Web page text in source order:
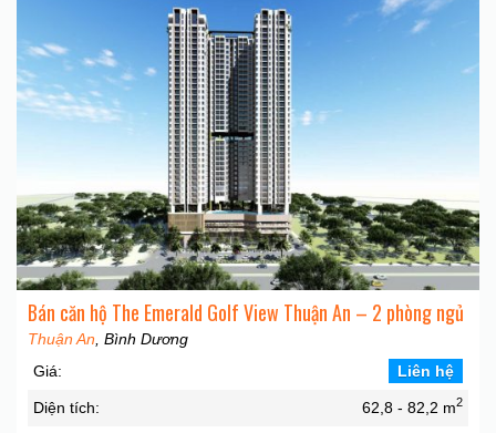
Bán căn hộ The Emerald Golf View Thuận An – 2 phòng ngủ
Thuận An , Bình Dương
Giá:
Liên hệ
Diện tích: 62,8 - 82,2 m2